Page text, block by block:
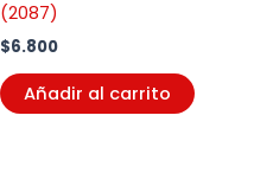
(2087)
$6.800
Añadir al carrito